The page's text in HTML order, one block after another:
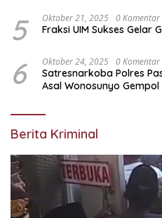
5 Oktober 21, 2025 0 Komentar
Fraksi UIM Sukses Gelar
6 Oktober 24, 2025 0 Komentar
Satresnarkoba Polres
Asal Wonosunyo Gempol
Berita Kriminal